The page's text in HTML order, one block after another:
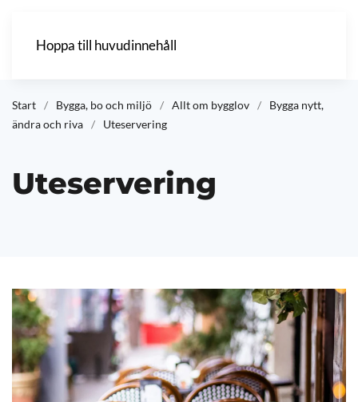
Hoppa till huvudinnehåll
Start Bygga, bo och miljö Allt om bygglov
Bygga nytt,
ändra och riva
Uteservering
Uteservering